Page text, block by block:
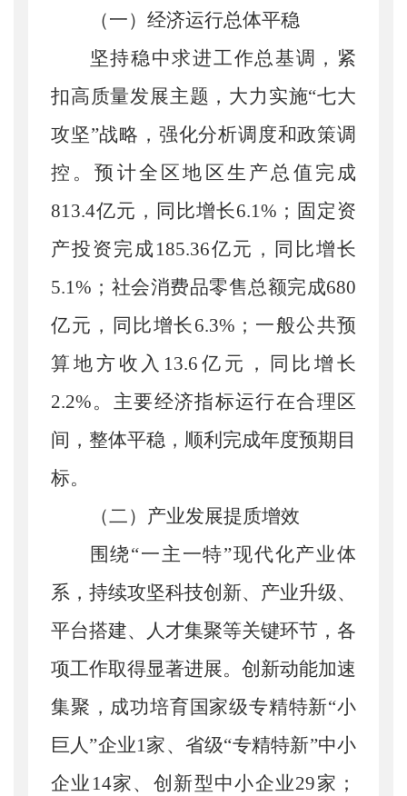
（一）经济运行总体平稳
坚持稳中求进工作总基调，紧
扣高质量发展主题，大力实施“七大
攻坚”战略，强化分析调度和政策调
控。预计全区地区生产总值完成
813.4亿元，
同比增长6.1%；固定资
产投资完成185.36亿元，同比增长
5.1%；社会消费品零售总额完成680
亿元，
同比增长 6.3% ；一般公共预
算地方收入 13.6亿元，
同比增长
2.2%。主要经济指标运行在合理区
间，整体平稳，顺利完成年度预期目
标。
（二）产业发展提质增效
围绕“一主一特”现代化产业体
系，持续攻坚科技创新、产业升级、
平台搭建、人才集聚等关键环节，各
项工作取得显著进展。创新动能加速
集聚，成功培育国家级专精特新“小
巨人”企业1家、省级“专精特新”中小
企业14家、创新型中小企业29家；